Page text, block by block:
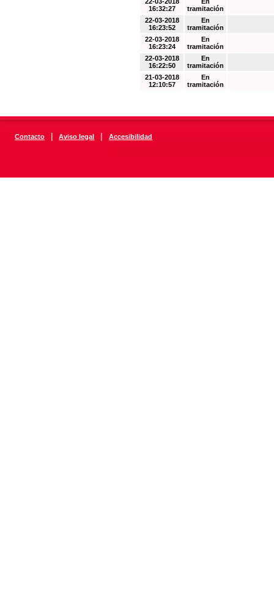
16:32:27
tramitación
22-03-2018
16:23:52
En
tramitación
22-03-2018
16:23:24
En
tramitación
22-03-2018
16:22:50
En
tramitación
21-03-2018
12:10:57
En
tramitación
Contacto | Aviso legal | Accesibilidad